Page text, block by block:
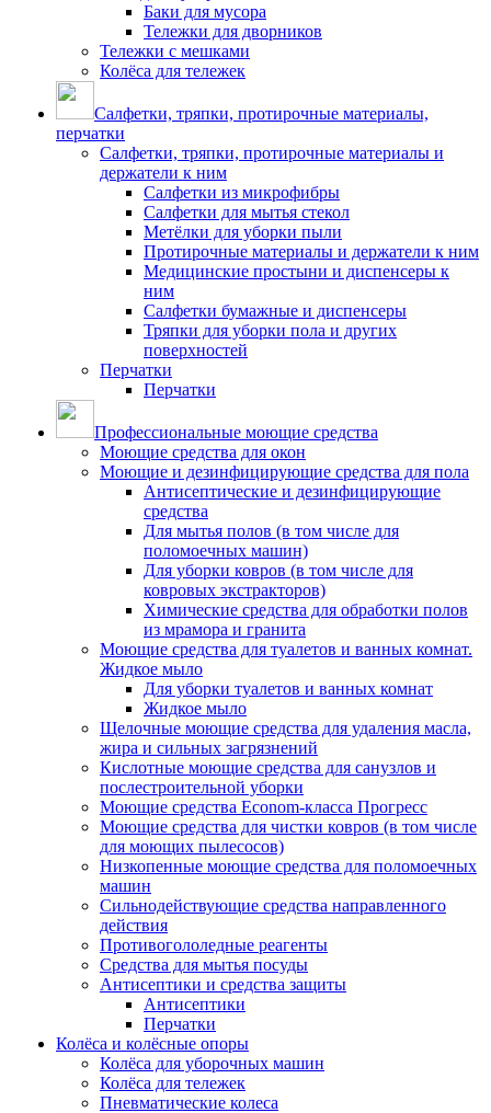
Баки для мусора
Тележки для дворников
Тележки с мешками
Колёса для тележек
Салфетки, тряпки, протирочные материалы,
перчатки
Салфетки, тряпки, протирочные материалы и
держатели к ним
Салфетки из микрофибры
Салфетки для мытья стекол
Метёлки для уборки пыли
Протирочные материалы и держатели к ним
Медицинские простыни и диспенсеры к
ним
Салфетки бумажные и диспенсеры
Тряпки для уборки пола и других
поверхностей
Перчатки
Перчатки
Профессиональные моющие средства
Моющие средства для окон
Моющие и дезинфицирующие средства для пола
Антисептические и дезинфицирующие
средства
Для мытья полов (в том числе для
поломоечных машин)
Для уборки ковров (в том числе для
ковровых экстракторов)
Химические средства для обработки полов
из мрамора и гранита
Моющие средства для туалетов и ванных комнат.
Жидкое мыло
Для уборки туалетов и ванных комнат
Жидкое мыло
Щелочные моющие средства для удаления масла,
жира и сильных загрязнений
Кислотные моющие средства для санузлов и
послестроительной уборки
Моющие средства Econom-класса Прогресс
Моющие средства для чистки ковров (в том числе
для моющих пылесосов)
Низкопенные моющие средства для поломоечных
машин
Сильнодействующие средства направленного
действия
Противогололедные реагенты
Средства для мытья посуды
Антисептики и средства защиты
Антисептики
Перчатки
Колёса и колёсные опоры
Колёса для уборочных машин
Колёса для тележек
Пневматические колеса